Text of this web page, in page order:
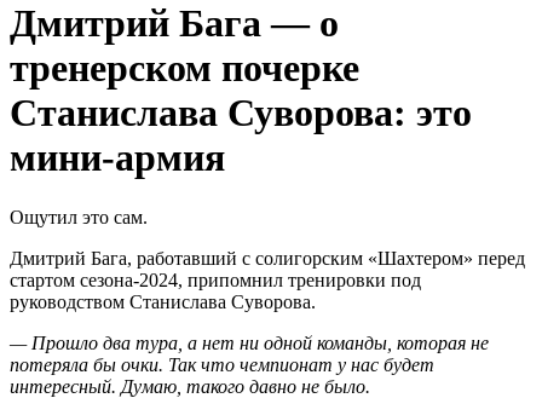
Дмитрий Бага — о
тренерском почерке
Станислава Суворова: это
мини-армия
Ощутил это сам.
Дмитрий Бага, работавший с солигорским «Шахтером» перед
стартом сезона-2024, припомнил тренировки под
руководством Станислава Суворова.
— Прошло два тура, а нет ни одной команды, которая не
потеряла бы очки. Так что чемпионат у нас будет
интересный. Думаю, такого давно не было.